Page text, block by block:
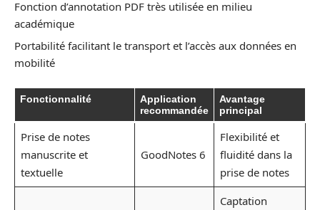
Fonction d’annotation PDF très utilisée en milieu
académique
Portabilité facilitant le transport et l’accès aux données en
mobilité
Fonctionnalité
Application
recommandée
Avantage
principal
Prise de notes
manuscrite et
textuelle
GoodNotes 6
Flexibilité et
fluidité dans la
prise de notes
Captation